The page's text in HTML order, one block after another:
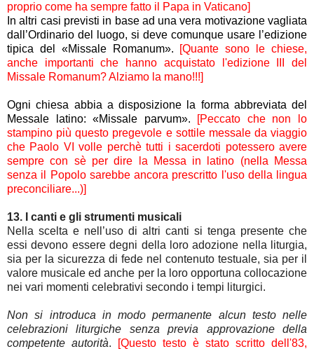
proprio come ha sempre fatto il Papa in Vaticano]
In altri casi previsti in base ad una vera motivazione vagliata
dall’Ordinario del luogo, si deve comunque usare l’edizione
tipica del «Missale Romanum». [Quante sono le chiese,
anche importanti che hanno acquistato l'edizione III del
Missale Romanum? Alziamo la mano!!!]
Ogni chiesa abbia a disposizione la forma abbreviata del
Messale latino: «Missale parvum».
[Peccato che non lo
stampino più questo pregevole e sottile messale da viaggio
che Paolo VI volle perchè tutti i sacerdoti potessero avere
sempre con sè per dire la Messa in latino (nella Messa
senza il Popolo sarebbe ancora prescritto l'uso della lingua
preconciliare...)]
13. I canti e gli strumenti musicali
Nella scelta e nell’uso di altri canti si tenga presente che
essi devono essere degni della loro adozione nella liturgia,
sia per la sicurezza di fede nel contenuto testuale, sia per il
valore musicale ed anche per la loro opportuna collocazione
nei vari momenti celebrativi secondo i tempi liturgici.
Non si introduca in modo permanente alcun testo nelle
celebrazioni liturgiche senza previa approvazione della
competente autorità. [Questo testo è stato scritto dell'83,